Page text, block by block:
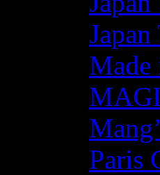
Made
Paris